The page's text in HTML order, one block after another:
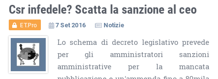
Csr infedele? Scatta la sanzione al ceo
ET.Pro 7 Set 2016 Notizie
Lo schema di decreto legislativo prevede
per gli amministratori sanzioni
amministrative per la mancata